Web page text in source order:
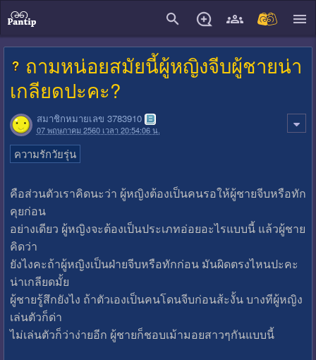
ถามหน่อยสมัยนี้ผู้หญิงจีบผู้ชายน่า
เกลียดปะคะ?
สมาชิกหมายเลข 3783910
07 พฤษภาคม 2560 เวลา 20:54:06 น.
ความรักวัยรุ่น
คือส่วนตัวเราคิดนะว่า ผู้หญิงต้องเป็นคนรอให้ผู้ชายจีบหรือทัก
คุยก่อน
อย่างเดียว ผู้หญิงจะต้องเป็นประเภทอ่อยอะไรแบบนี้ แล้วผู้ชาย
คิดว่า
ยังไงคะถ้าผู้หญิงเป็นฝ่ายจีบหรือทักก่อน มันผิดตรงไหนปะคะ
น่าเกลียดมั้ย
ผู้ชายรู้สึกยังไง ถ้าตัวเองเป็นคนโดนจีบก่อนส้ะงั้น บางทีผู้หญิง
เล่นตัวก็ด่า
ไม่เล่นตัวก็ว่าง่ายอีก ผู้ชายก็ชอบเม้ามอยสาวๆกันแบบนี้
close